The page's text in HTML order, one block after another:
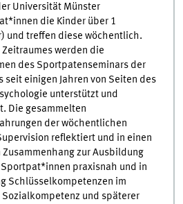
Universität Münster
die Kinder über 1
und treffen diese wöchentlich.
werden die
des Sportpatenseminars der
seit einigen Jahren von Seiten des
unterstützt und
Die gesammelten
der wöchentlichen
reflektiert und in einen
zur Ausbildung
praxisnah und in
Schlüsselkompetenzen im
und späterer